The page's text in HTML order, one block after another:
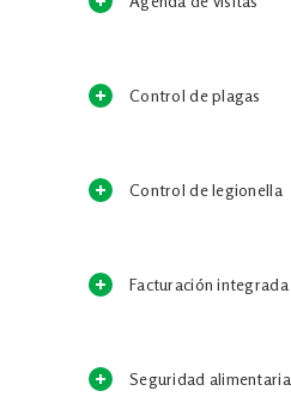
Control de plagas
Control de legionella
Facturación integrada
Seguridad alimentaria